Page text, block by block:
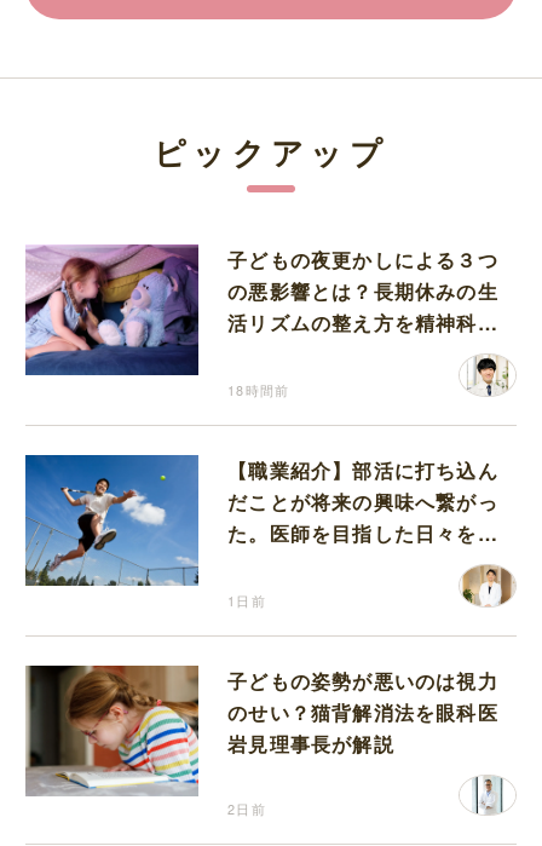
ピックアップ
子どもの夜更かしによる３つ
の悪影響とは？長期休みの生
活リズムの整え方を精神科医
18時間前
【職業紹介】部活に打ち込ん
だことが将来の興味へ繋がっ
た。医師を目指した日々を振
1日前
子どもの姿勢が悪いのは視力
のせい？猫背解消法を眼科医
岩見理事長が解説
2日前